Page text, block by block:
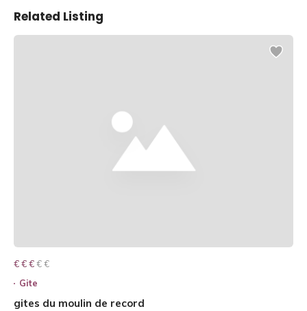
Related Listing
€ € € € €
€ € €
Gite
gites du moulin de record